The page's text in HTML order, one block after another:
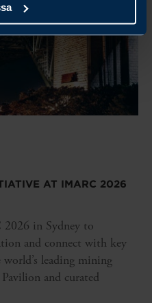
AT IMARC 2026
2026 in Sydney to
and connect with key
leading mining
and curated